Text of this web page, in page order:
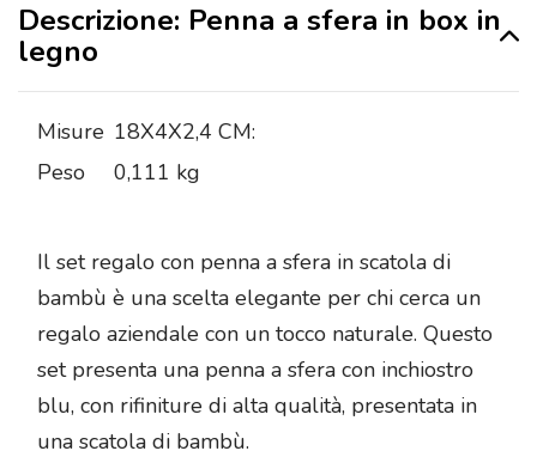
Descrizione: Penna a sfera in box in
legno
Misure 18X4X2,4 CM:
Peso
0,111 kg
Il set regalo con penna a sfera in scatola di
bambù è una scelta elegante per chi cerca un
regalo aziendale con un tocco naturale. Questo
set presenta una penna a sfera con inchiostro
blu, con rifiniture di alta qualità, presentata in
una scatola di bambù.